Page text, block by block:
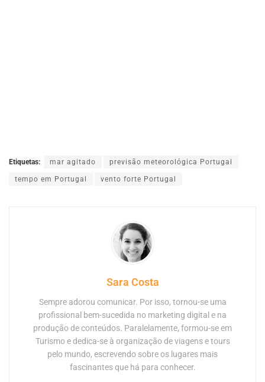
Etiquetas: mar agitado previsão meteorológica Portugal
tempo em Portugal vento forte Portugal
Sara Costa
Sempre adorou comunicar. Por isso, tornou-se uma
profissional bem-sucedida no marketing digital e na
produção de conteúdos. Paralelamente, formou-se em
Turismo e dedica-se à organização de viagens e tours
pelo mundo, escrevendo sobre os lugares mais
fascinantes que há para conhecer.